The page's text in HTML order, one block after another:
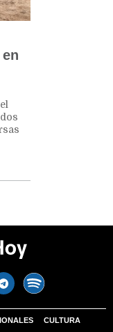
CULTURA